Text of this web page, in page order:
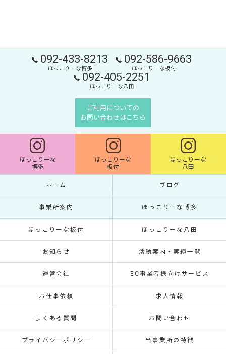
092-433-8213
ほっこりーな博多
092-586-9663
ほっこりーな板付
092-405-2251
ほっこりーな八田
ご利用についての
お問い合わせはこちら
ほっこりーな
博多
ほっこりーな
板付
ほっこりーな
八田
ホーム ブログ
事業所案内 ほっこりーな博多
ほっこりーな板付 ほっこりーな八田
お知らせ 活動案内・実績一覧
運営会社 EC事業者様向けサービス
お仕事依頼 求人情報
よくある質問 お問い合わせ
プライバシーポリシー 当事業所の特徴